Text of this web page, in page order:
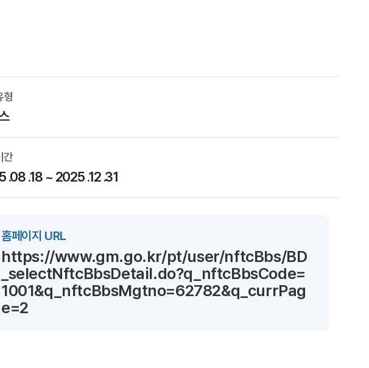
형
간
.08 .18 ~ 2025 .12 .31
홈페이지 URL
https://www.gm.go.kr/pt/user/nftcBbs/BD
_selectNftcBbsDetail.do?q_nftcBbsCode=
1001&q_nftcBbsMgtno=62782&q_currPag
e=2